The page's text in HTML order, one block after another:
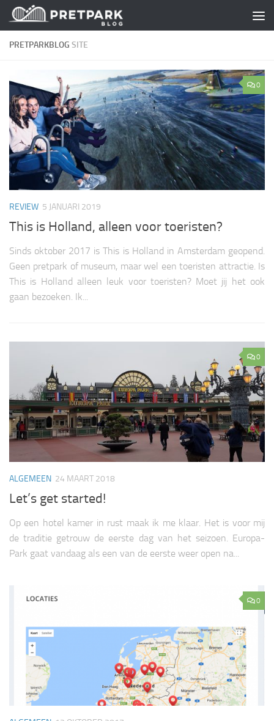
Skip to content
PRETPARKBLOG SITE
0
REVIEW 5 JANUARI 2019
This is Holland, alleen voor toeristen?
Sinds oktober 2017 is This is Holland in Amsterdam geopend.
Geen pretpark of museum, maar wel een toeristen attractie. Is
This is Holland alleen leuk voor toeristen? Moet jij het ook
gaan bezoeken. Ik...
0
ALGEMEEN 24 MAART 2018
Let’s get started!
Op een hotel kamer in rust maak ik me klaar. Het is voor mij
de traditie getrouw de eerste dag van het seizoen. Europa-
Park gaat vandaag als een van de eerste weer open na...
0